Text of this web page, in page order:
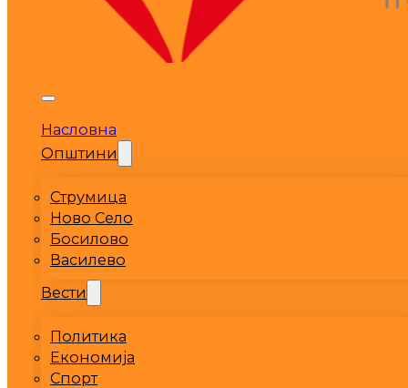
Насловна
Општини
Струмица
Ново Село
Босилово
Василево
Вести
Политика
Економија
Спорт